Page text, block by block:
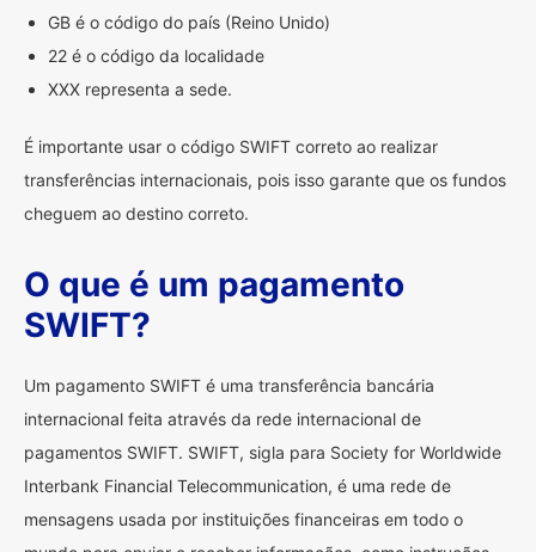
GB é o código do país (Reino Unido)
22 é o código da localidade
XXX representa a sede.
É importante usar o código SWIFT correto ao realizar
transferências internacionais, pois isso garante que os fundos
cheguem ao destino correto.
O que é um pagamento
SWIFT?
Um pagamento SWIFT é uma transferência bancária
internacional feita através da rede internacional de
pagamentos SWIFT. SWIFT, sigla para Society for Worldwide
Interbank Financial Telecommunication, é uma rede de
mensagens usada por instituições financeiras em todo o